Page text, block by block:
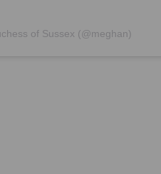
of Sussex (@meghan)